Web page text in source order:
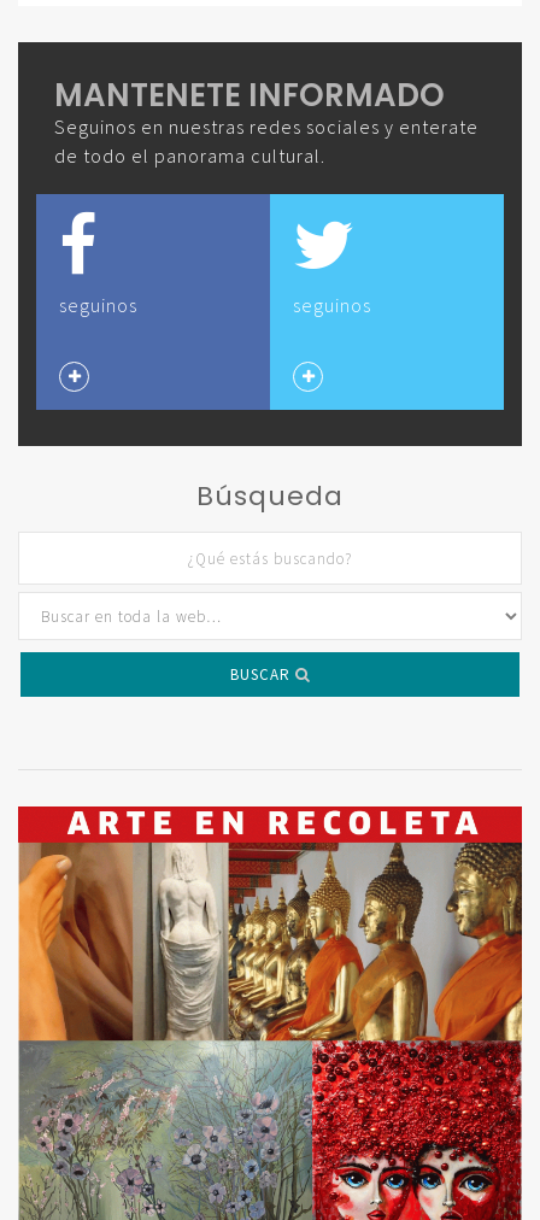
MANTENETE INFORMADO
Seguinos en nuestras redes sociales y enterate
de todo el panorama cultural.
seguinos seguinos
Búsqueda
BUSCAR